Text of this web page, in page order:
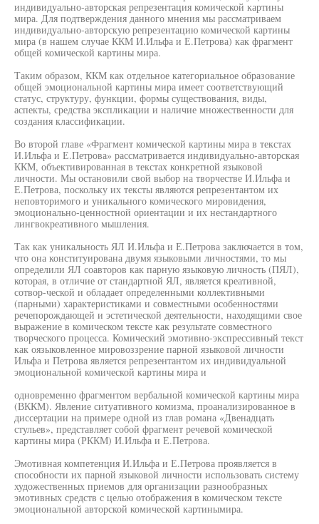
индивидуально-авторская репрезентация комической картины
мира. Для подтверждения данного мнения мы рассматриваем
индивидуально-авторскую репрезентацию комической картины
мира (в нашем случае ККМ И.Ильфа и Е.Петрова) как фрагмент
общей комической картины мира.
Таким образом, ККМ как отдельное категориальное образование
общей эмоциональной картины мира имеет соответствующий
статус, структуру, функции, формы существования, виды,
аспекты, средства экспликации и наличие множественности для
создания классификации.
Во второй главе «Фрагмент комической картины мира в текстах
И.Ильфа и Е.Петрова» рассматривается индивидуально-авторская
ККМ, объективированная в текстах конкретной языковой
личности. Мы остановили свой выбор на творчестве И.Ильфа и
Е.Петрова, поскольку их тексты являются репрезентантом их
неповторимого и уникального комического мировидения,
эмоционально-ценностной ориентации и их нестандартного
лингвокреативного мышления.
Так как уникальность ЯЛ И.Ильфа и Е.Петрова заключается в том,
что она конституирована двумя языковыми личностями, то мы
определили ЯЛ соавторов как парную языковую личность (ПЯЛ),
которая, в отличие от стандартной ЯЛ, является креативной,
сотвор-ческой и обладает определенными коллективными
(парными) характеристиками и совместными особенностями
речепорождающей и эстетической деятельности, находящими свое
выражение в комическом тексте как результате совместного
творческого процесса. Комический эмотивно-экспрессивный текст
как оязыковленное мировоззрение парной языковой личности
Ильфа и Петрова является репрезентантом их индивидуальной
эмоциональной комической картины мира и
одновременно фрагментом вербальной комической картины мира
(ВККМ). Явление ситуативного комизма, проанализированное в
диссертации на примере одной из глав романа «Двенадцать
стульев», представляет собой фрагмент речевой комической
картины мира (РККМ) И.Ильфа и Е.Петрова.
Эмотивная компетенция И.Ильфа и Е.Петрова проявляется в
способности их парной языковой личности использовать систему
художественных приемов для организации разнообразных
эмотивных средств с целью отображения в комическом тексте
эмоциональной авторской комической картинымира.